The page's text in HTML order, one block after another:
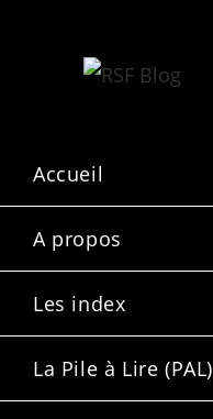
Accueil
A propos
Les index
La Pile à Lire (PAL)